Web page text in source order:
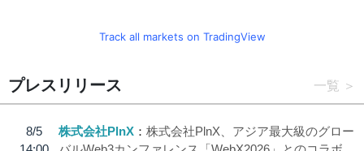
Track all markets on TradingView
プレスリリース 一覧
8/5
株式会社PlnX
株式会社PlnX、アジア最大級のグロー